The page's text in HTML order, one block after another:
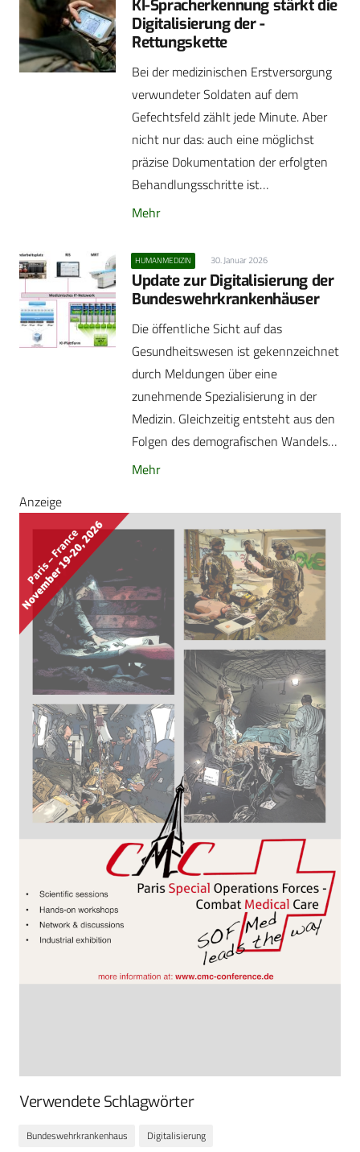
KI-Spracherkennung stärkt die
Digitalisierung der ­
Rettungskette
Bei der medizinischen Erstversorgung
verwundeter Soldaten auf dem
Gefechtsfeld zählt jede Minute. Aber
nicht nur das: auch eine möglichst
präzise Dokumentation der erfolgten
Behandlungsschritte ist…
Mehr
HUMANMEDIZIN 30. Januar 2026
Update zur Digitalisierung der
Bundeswehrkrankenhäuser
Die öffentliche Sicht auf das
Gesundheitswesen ist gekennzeichnet
durch Meldungen über eine
zunehmende Spezialisierung in der
Medizin. Gleichzeitig entsteht aus den
Folgen des demografischen Wandels…
Mehr
Anzeige
Verwendete Schlagwörter
Bundeswehrkrankenhaus Digitalisierung